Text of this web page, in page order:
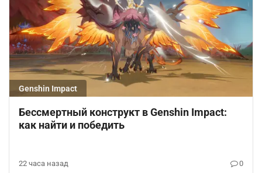
Genshin Impact
Бессмертный конструкт в Genshin Impact:
как найти и победить
22 часа назад 0